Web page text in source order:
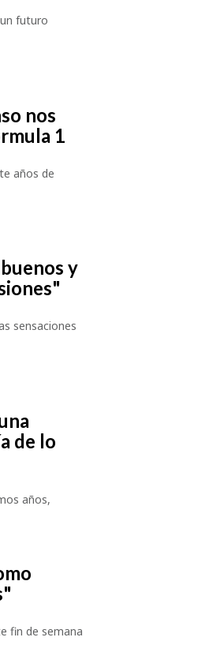
futuro
nos
1
años de
y
sensaciones
de lo
años,
fin de semana